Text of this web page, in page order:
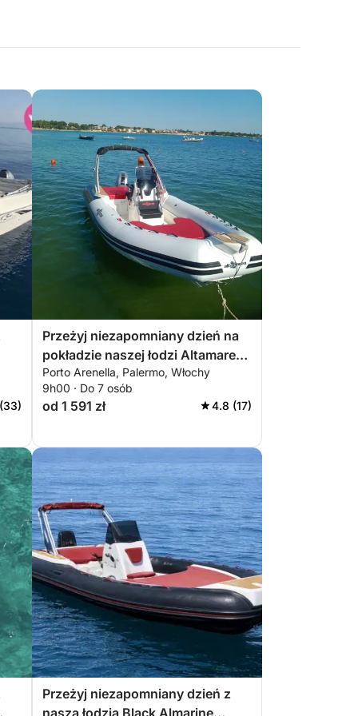
Przeżyj niezapomniany dzień na
pokładzie naszej łodzi Altamarea
Wave 20, wyposażonej we
wszystko, czego potrzebujesz na
idealny dzień na łódce!
Porto Arenella, Palermo, Włochy
9h00 · Do 7 osób
od 1 591 zł 4.8 (17)
Przeżyj niezapomniany dzień z
naszą łodzią Black Almarine